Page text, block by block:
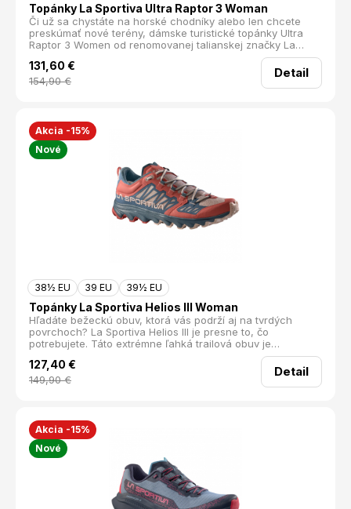
Topánky La Sportiva Ultra Raptor 3 Woman
Či už sa chystáte na horské chodníky alebo len chcete
preskúmať nové terény, dámske turistické topánky Ultra
Raptor 3 Women od renomovanej talianskej značky La
Sportiva sú ideálnou voľbou. Táto všestranná obuv,
pôvodne navrhnutá pre trailový beh, vás prekvapí svojou
priľnavosťou a komfortom.
131,60 €
154,90€
Detail
Akcia -15%
Nové
38½ EU 39 EU 39½ EU
Topánky La Sportiva Helios III Woman
Hľadáte bežeckú obuv, ktorá vás podrží aj na tvrdých
povrchoch? La Sportiva Helios III je presne to, čo
potrebujete. Táto extrémne ľahká trailová obuv je
navrhnutá pre behanie po spevnených cestách a je
ideálna aj na regeneráciu medzi tréningami.
127,40 €
149,90€
Detail
Akcia -15%
Nové